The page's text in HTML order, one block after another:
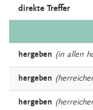
direkte Treffer
hergeben (in allen
hergeben
hergeben